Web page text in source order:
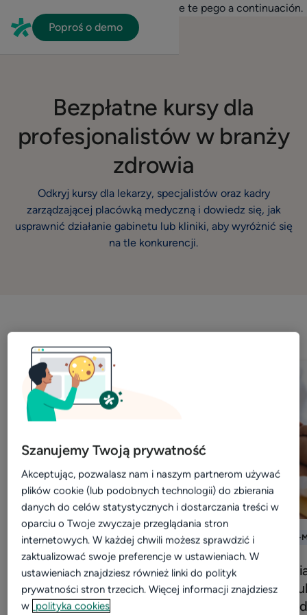
Poproś o demo
En HubSpot tenemos otro código que te pego a continuación.
Bezpłatne kursy dla
profesjonalistów w branży
zdrowia
Odkryj kursy dla lekarzy, specjalistów oraz kadry
zarządzającej placówką medyczną i dowiedz się, jak
usprawnić działanie gabinetu lub kliniki, aby wyróżnić się
na tle konkurencji.
KURS
Generatywna AI w
praktyce medycznej
Opanuj tworzenie skutecznych
KURS E-
w gabinecie
placówce
Szanujemy Twoją prywatność
Akceptując, pozwalasz nam i naszym partnerom używać
plików cookie (lub podobnych technologii) do zbierania
danych do celów statystycznych i dostarczania treści w
oparciu o Twoje zwyczaje przeglądania stron
internetowych. W każdej chwili możesz sprawdzić i
zaktualizować swoje preferencje w ustawieniach. W
ustawieniach znajdziesz również linki do polityk
prywatności stron trzecich. Więcej informacji znajdziesz
w polityka cookies